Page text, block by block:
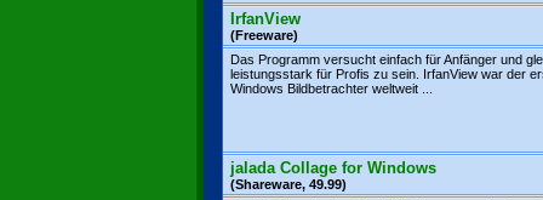
IrfanView
(Freeware)
Das Programm versucht einfach für Anfänger und
leistungsstark für Profis zu sein. IrfanView war der
Windows Bildbetrachter weltweit ...
jalada Collage for Windows
(Shareware, 49.99)